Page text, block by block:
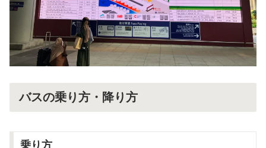
バスの乗り方・降り方
乗り方